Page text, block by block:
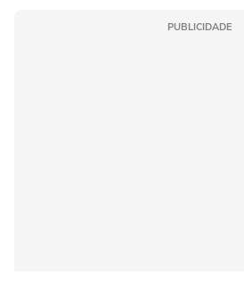
PUBLICIDADE